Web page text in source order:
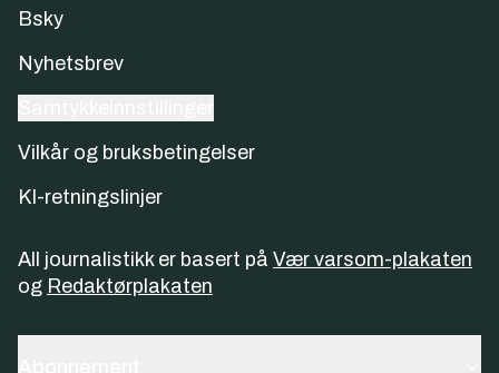
Bsky
Nyhetsbrev
Vilkår og bruksbetingelser
KI-retningslinjer
All journalistikk er basert på Vær varsom-plakaten
og Redaktørplakaten